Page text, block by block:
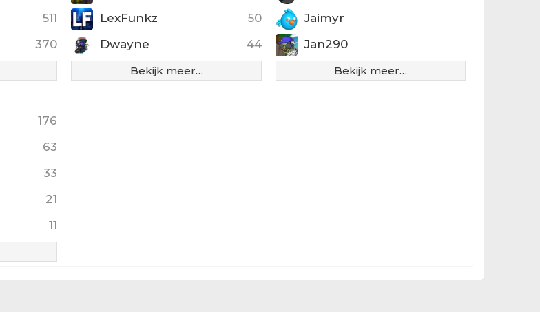
511
370
50
LexFunkz
44
Dwayne
Bekijk meer…
Jaimyr
Jan290
Bekijk meer…
176
63
33
21
11